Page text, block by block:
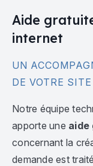
Aide
internet
UN
DE VOTRE
Notre équipe
apporte une aide
concernant la
demande est